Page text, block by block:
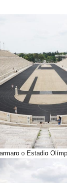
o Estadio